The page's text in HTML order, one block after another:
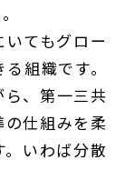
てもグロー
組織です。
、第一三共
仕組みを柔
いわば分散